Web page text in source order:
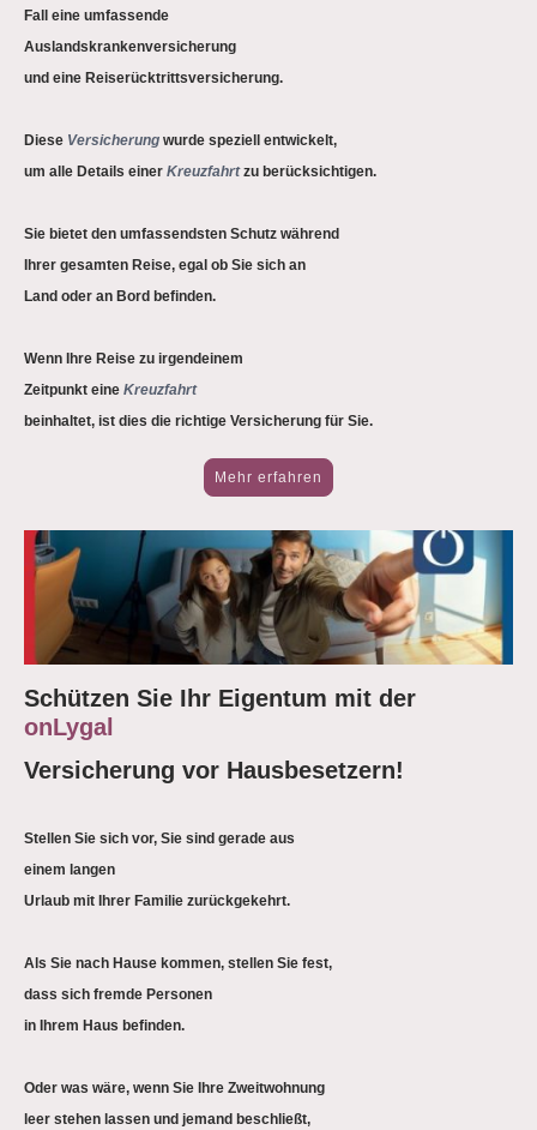
Fall eine umfassende
Auslandskrankenversicherung
und eine Reiserücktrittsversicherung.
Diese Versicherung wurde speziell entwickelt,
um alle Details einer Kreuzfahrtzu berücksichtigen.
Sie bietet den umfassendsten Schutz während
Ihrer gesamten Reise, egal ob Sie sich an
Land oder an Bord befinden.
Wenn Ihre Reise zu irgendeinem
Zeitpunkt eine Kreuzfahrt
beinhaltet, ist dies die richtige Versicherung für Sie.
Mehr erfahren
Schützen Sie Ihr Eigentum mit der
onLygal
Versicherung vor Hausbesetzern!
Stellen Sie sich vor, Sie sind gerade aus
einem langen
Urlaub mit Ihrer Familie zurückgekehrt.
Als Sie nach Hause kommen, stellen Sie fest,
dass sich fremde Personen
in Ihrem Haus befinden.
Oder was wäre, wenn Sie Ihre Zweitwohnung
leer stehen lassen und jemand beschließt,